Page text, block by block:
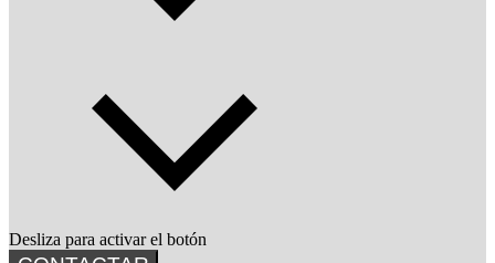
Desliza para activar el botón